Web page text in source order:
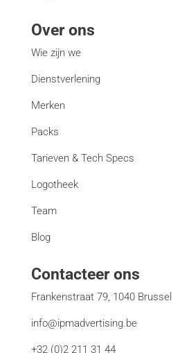
Over ons
Wie zijn we
Dienstverlening
Merken
Packs
Tarieven & Tech Specs
Logotheek
Team
Blog
Contacteer ons
Frankenstraat 79, 1040 Brussel
info@ipmadvertising.be
+32 (0)2 211 31 44